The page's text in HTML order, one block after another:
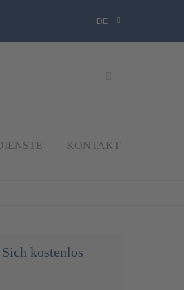
DE
KONTAKT
kostenlos